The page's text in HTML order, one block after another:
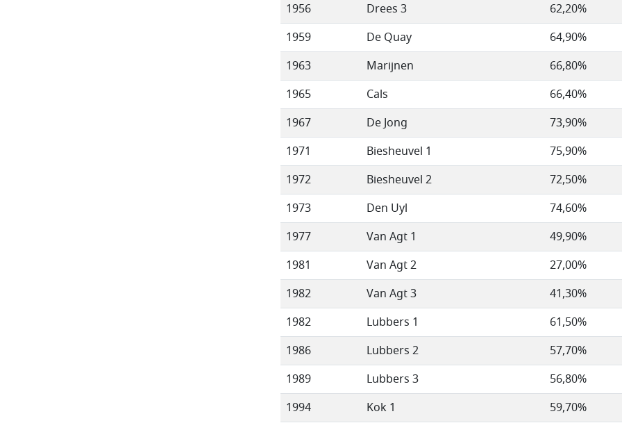
1956
Drees 3
62,20%
1959
De Quay
64,90%
1963
Marijnen
66,80%
1965
Cals
66,40%
1967
De Jong
73,90%
1971
Biesheuvel 1
75,90%
1972
Biesheuvel 2
72,50%
1973
Den Uyl
74,60%
1977
Van Agt 1
49,90%
1981
Van Agt 2
27,00%
1982
Van Agt 3
41,30%
1982
Lubbers 1
61,50%
1986
Lubbers 2
57,70%
1989
Lubbers 3
56,80%
1994
Kok 1
59,70%